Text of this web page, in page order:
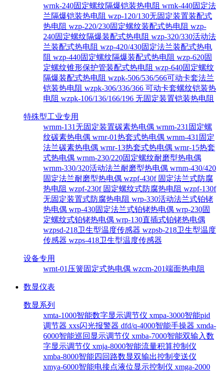
wrnk-240固定螺纹隔爆铠装热电阻 wrnk-440固定法
兰隔爆铠装热电阻 wzp-120/130无固定装置装配式
热电阻 wzp-220/230固定螺纹装配式热电阻 wzp-
240固定螺纹隔爆装配式热电阻 wzp-320/330活动法
兰装配式热电阻 wzp-420/430固定法兰装配式热电
阻 wzp-440固定螺纹隔爆装配式热电阻 wzp-620固
定螺纹锥形保护管装配式热电阻 wzp-640固定螺纹
隔爆装配式热电阻 wzpk-506/536/566可动卡套法兰
铠装热电阻 wzpk-306/336/366 可动卡套螺纹铠装热
电阻 wzpk-106/136/166/196 无固定装置铠装热电阻
特殊型工业专用
wrnm-131无固定装置碳素热电偶 wrnm-231固定螺
纹碳素热电偶 wrnr-01热套式热电偶 wrnm-431固定
法兰碳素热电偶 wrnr-13热套式热电偶 wrnr-15热套
式热电偶 wrnm-230/220固定螺纹耐磨型热电偶
wrnm-330/320活动法兰耐磨型热电偶 wrnm-430/420
固定法兰耐磨型热电偶 wzpf-430f 固定法兰式防腐
热电阻 wzpf-230f 固定螺纹式防腐热电阻 wzpf-130f
无固定装置式防腐热电阻 wrp-330活动法兰式铂铑
热电偶 wrp-430固定法兰式铂铑热电偶 wrp-230固
定螺纹式铂铑热电偶 wrp-130直插式铂铑热电偶
wzpsd-218卫生型温度传感器 wzpsb-218卫生型温度
传感器 wzps-418卫生型温度传感器
设备专用
wrnt-01压簧固定式热电偶 wzcm-201端面热电阻
数显仪表
数显系列
xmta-1000智能数字显示调节仪 xmpa-3000智能pid
调节器 xxs闪光报警器 dfd/q-4000智能手操器 xmda-
6000智能巡回显示调节仪 xmba-7000智能双输入数
字显示调节仪 xmja-8000智能流量积算控制仪
xmba-8000智能四回路数显双输出控制变送仪
xmya-6000智能电接点液位显示控制仪 xmga-2000